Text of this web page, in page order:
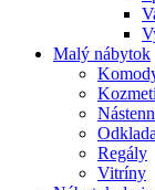
Malý nábytok
Regály
Vitríny